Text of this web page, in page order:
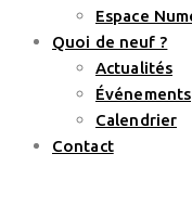
Espace
Quoi de neuf ?
Actualités
Événements
Calendrier
Contact